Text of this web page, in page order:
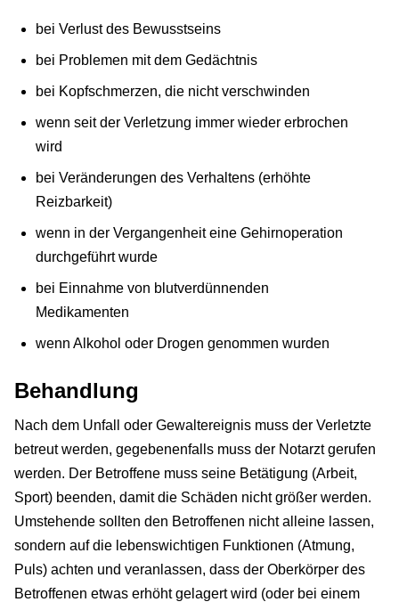
bei Verlust des Bewusstseins
bei Problemen mit dem Gedächtnis
bei Kopfschmerzen, die nicht verschwinden
wenn seit der Verletzung immer wieder erbrochen
wird
bei Veränderungen des Verhaltens (erhöhte
Reizbarkeit)
wenn in der Vergangenheit eine Gehirnoperation
durchgeführt wurde
bei Einnahme von blutverdünnenden
Medikamenten
wenn Alkohol oder Drogen genommen wurden
Behandlung
Nach dem Unfall oder Gewaltereignis muss der Verletzte
betreut werden, gegebenenfalls muss der Notarzt gerufen
werden. Der Betroffene muss seine Betätigung (Arbeit,
Sport) beenden, damit die Schäden nicht größer werden.
Umstehende sollten den Betroffenen nicht alleine lassen,
sondern auf die lebenswichtigen Funktionen (Atmung,
Puls) achten und veranlassen, dass der Oberkörper des
Betroffenen etwas erhöht gelagert wird (oder bei einem